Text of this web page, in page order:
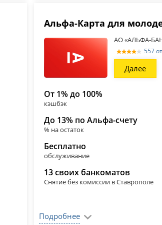
Альфа-Карта для
АО «АЛЬФА-
557
Далее
От 1% до 100%
кэшбэк
До 13% по Альфа-счету
% на остаток
Бесплатно
обслуживание
13 своих банкоматов
Снятие без комиссии в Ставрополе
Подробнее